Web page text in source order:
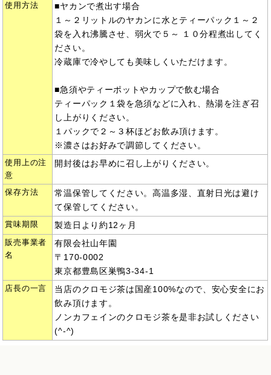
使用方法
■ヤカンで煮出す場合
１～２リットルのヤカンに水とティーパック１～２
袋を入れ沸騰させ、弱火で５～ １０分程煮出してく
ださい。
冷蔵庫で冷やしても美味しくいただけます。
■急須やティーポットやカップで飲む場合
ティーパック１袋を急須などに入れ、熱湯を注ぎ召
し上がりください。
１パックで２～３杯ほどお飲み頂けます。
※濃さはお好みで調節してください。
使用上の注
意
開封後はお早めに召し上がりください。
保存方法
常温保管してください。高温多湿、直射日光は避け
て保管してください。
賞味期限 製造日より約12ヶ月
販売事業者
名
有限会社山年園
〒170-0002
東京都豊島区巣鴨3-34-1
店長の一言
当店のクロモジ茶は国産100%なので、安心安全にお
飲み頂けます。
ノンカフェインのクロモジ茶を是非お試しください
(^-^)